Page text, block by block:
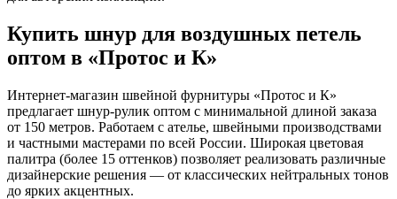
Купить шнур для воздушных петель
оптом в «Протос и К»
Интернет-магазин швейной фурнитуры «Протос и К»
предлагает шнур-рулик оптом с минимальной длиной заказа
от 150 метров. Работаем с ателье, швейными производствами
и частными мастерами по всей России. Широкая цветовая
палитра (более 15 оттенков) позволяет реализовать различные
дизайнерские решения — от классических нейтральных тонов
до ярких акцентных.